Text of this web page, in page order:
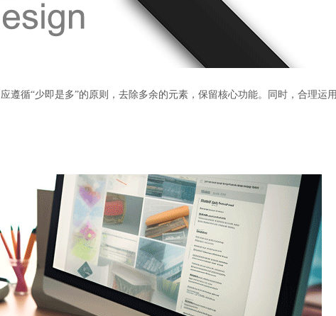
循“少即是多”的原则，去除多余的元素，保留核心功能。同时，合理运